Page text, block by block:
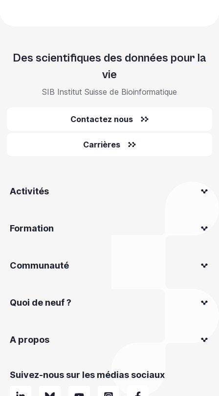
Des scientifiques des données pour la
vie
SIB Institut Suisse de Bioinformatique
Contactez nous
Carrières
Activités
Formation
Communauté
Quoi de neuf ?
A propos
Suivez-nous sur les médias sociaux